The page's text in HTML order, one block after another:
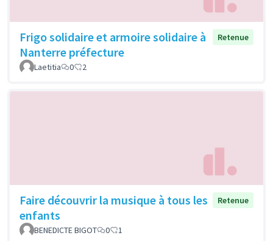
Frigo solidaire et armoire solidaire à
Nanterre préfecture
Retenue
Laetitia 0 2
Faire découvrir la musique à tous les
enfants
Retenue
BENEDICTE BIGOT 0 1